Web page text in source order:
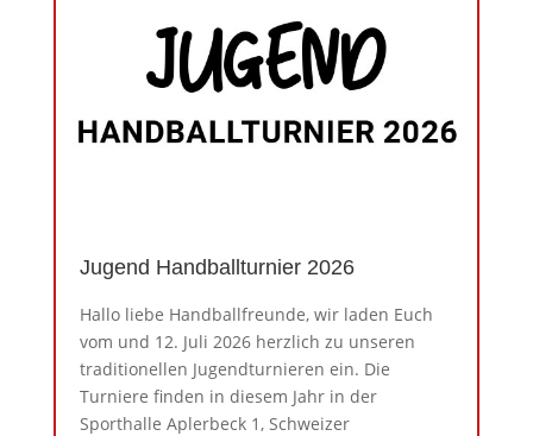
Jugend Handballturnier 2026
Hallo liebe Handballfreunde, wir laden Euch
vom und 12. Juli 2026 herzlich zu unseren
traditionellen Jugendturnieren ein. Die
Turniere finden in diesem Jahr in der
Sporthalle Aplerbeck 1, Schweizer